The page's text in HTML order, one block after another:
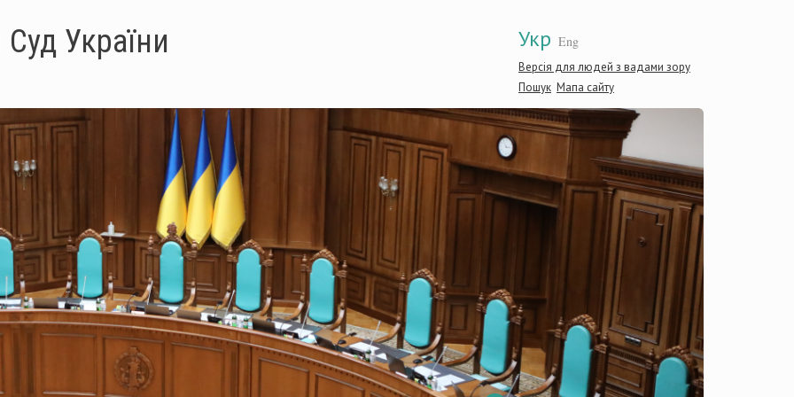
Укр Eng
Версія для людей з вадами зору
Пошук Мапа сайту
України